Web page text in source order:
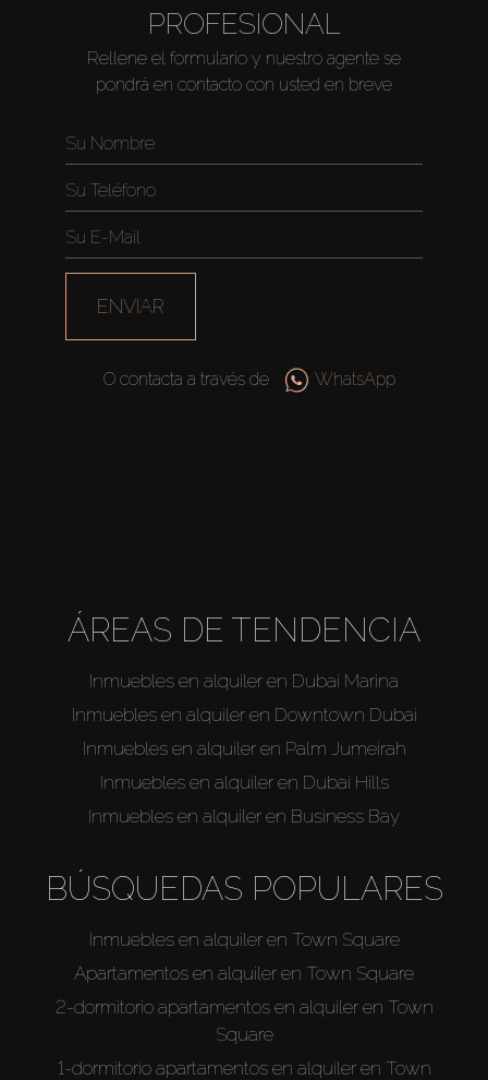
PROFESIONAL
Rellene el formulario y nuestro agente se
pondrá en contacto con usted en breve
ENVIAR
O contacta a través de WhatsApp
ÁREAS DE TENDENCIA
Inmuebles en alquiler en Dubai Marina
Inmuebles en alquiler en Downtown Dubai
Inmuebles en alquiler en Palm Jumeirah
Inmuebles en alquiler en Dubai Hills
Inmuebles en alquiler en Business Bay
BÚSQUEDAS POPULARES
Inmuebles en alquiler en Town Square
Apartamentos en alquiler en Town Square
2-dormitorio apartamentos en alquiler en Town
Square
1-dormitorio apartamentos en alquiler en Town